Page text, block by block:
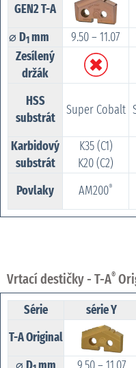
GEN2 T-A
⌀D1mm 9.50 – 11.07
Zesílený
držák
HSS
substrát
Super Cobalt
Karbidový
substrát
K35 (C1)
K20 (C2)
Povlaky AM200®
Vrtací destičky - T-A®
Série série Y
T-A Original
⌀D mm 9.50 – 11.07